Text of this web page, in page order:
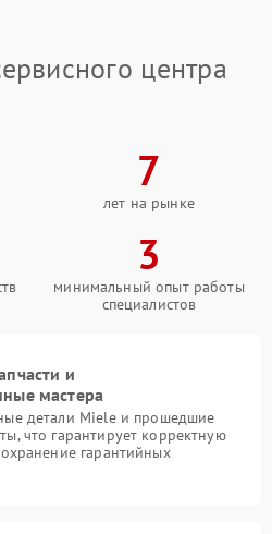
центра
7
лет на рынке
3
минимальный опыт работы
специалистов
и
мастера
детали Miele и прошедшие
что гарантирует корректную
гарантийных